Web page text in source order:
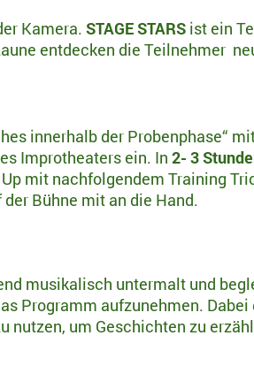
Kamera. STAGE STARS ist ein
entdecken die Teilnehmer
innerhalb der Probenphase“
Improtheaters ein. In 2- 3
mit nachfolgendem Training
Bühne mit an die Hand.
musikalisch untermalt und
Programm aufzunehmen.
nutzen, um Geschichten zu